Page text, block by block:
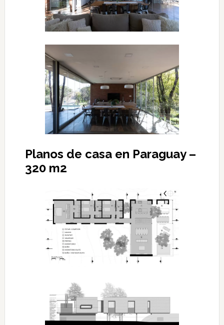
Planos de casa en Paraguay –
320 m2